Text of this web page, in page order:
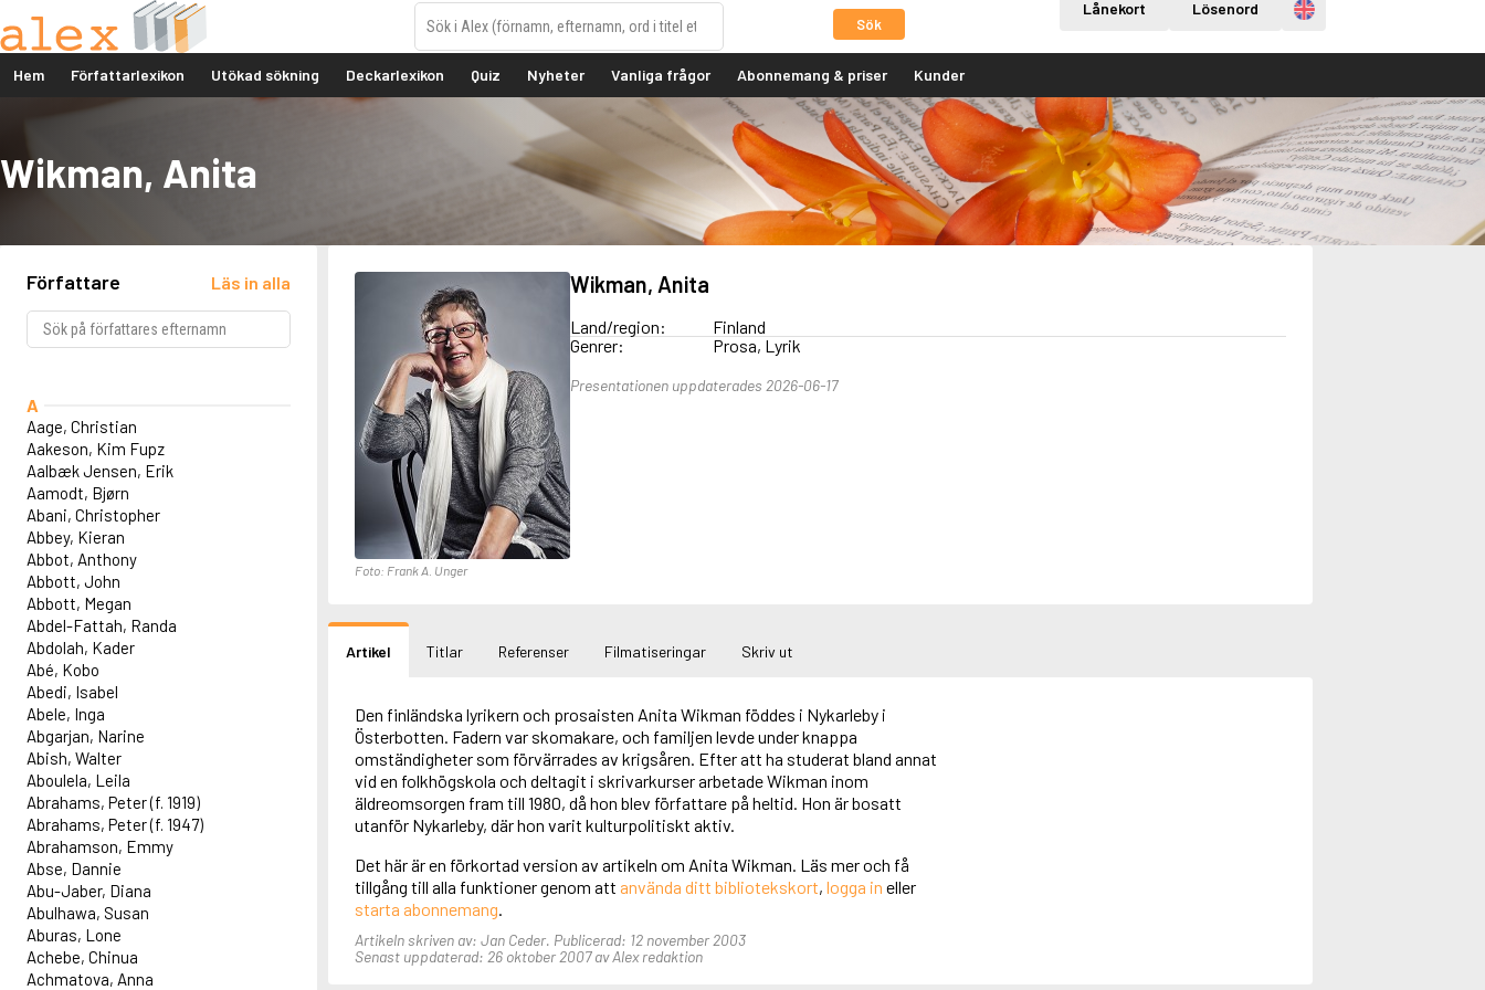
Sök
Lånekort Lösenord Engelska
Hem Författarlexikon Utökad sökning Deckarlexikon Quiz Nyheter Vanliga frågor Abonnemang & priser Kunder
Wikman, Anita
Författare Läs in alla
A
Aage, Christian
Aakeson, Kim Fupz
Aalbæk Jensen, Erik
Aamodt, Bjørn
Abani, Christopher
Abbey, Kieran
Abbot, Anthony
Abbott, John
Abbott, Megan
Abdel-Fattah, Randa
Abdolah, Kader
Abé, Kobo
Abedi, Isabel
Abele, Inga
Abgarjan, Narine
Abish, Walter
Aboulela, Leila
Abrahams, Peter (f. 1919)
Abrahams, Peter (f. 1947)
Abrahamson, Emmy
Abse, Dannie
Abu-Jaber, Diana
Abulhawa, Susan
Aburas, Lone
Achebe, Chinua
Achmatova, Anna
Foto: Frank A. Unger
Wikman, Anita
Land/region:
Finland
Genrer:
Prosa, Lyrik
Presentationen uppdaterades 2026-06-17
Artikel Titlar Referenser Filmatiseringar Skriv ut
Den finländska lyrikern och prosaisten Anita Wikman föddes i Nykarleby i
Österbotten. Fadern var skomakare, och familjen levde under knappa
omständigheter som förvärrades av krigsåren. Efter att ha studerat bland annat
vid en folkhögskola och deltagit i skrivarkurser arbetade Wikman inom
äldreomsorgen fram till 1980, då hon blev författare på heltid. Hon är bosatt
utanför Nykarleby, där hon varit kulturpolitiskt aktiv.
Det här är en förkortad version av artikeln om Anita Wikman. Läs mer och få
tillgång till alla funktioner genom att använda ditt bibliotekskort, logga in eller
starta abonnemang.
Artikeln skriven av: Jan Ceder. Publicerad: 12 november 2003
Senast uppdaterad: 26 oktober 2007 av Alex redaktion